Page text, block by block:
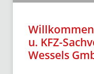
u. KFZ-
Wessels